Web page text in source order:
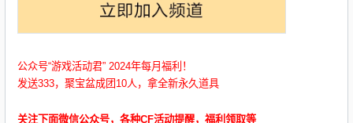
公众号“游戏活动君” 2024年每月福利！
发送333，聚宝盆成团10人，拿全新永久道具
关注下面微信公众号，各种CF活动提醒，福利领取等